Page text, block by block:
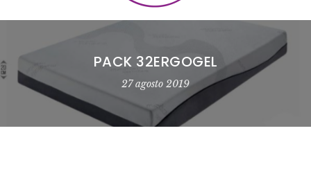
PACK 32ERGOGEL
27 agosto 2019